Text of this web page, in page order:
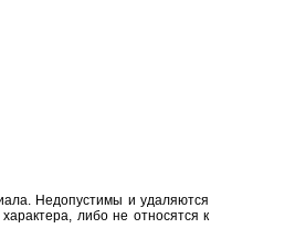
Недопустимы и удаляются
либо не относятся к